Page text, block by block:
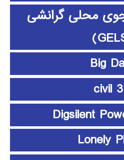
محلی گرانشی
Big
civil
Digsilent
Lonely